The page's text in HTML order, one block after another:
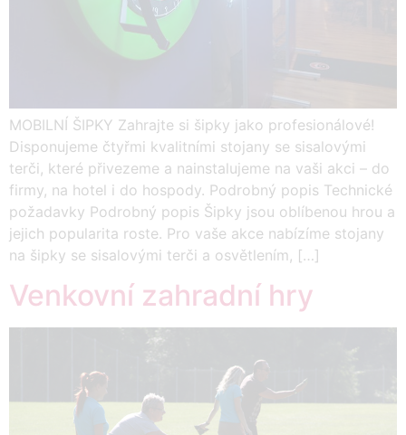
MOBILNÍ ŠIPKY Zahrajte si šipky jako profesionálové!
Disponujeme čtyřmi kvalitními stojany se sisalovými
terči, které přivezeme a nainstalujeme na vaši akci – do
firmy, na hotel i do hospody. Podrobný popis Technické
požadavky Podrobný popis Šipky jsou oblíbenou hrou a
jejich popularita roste. Pro vaše akce nabízíme stojany
na šipky se sisalovými terči a osvětlením, […]
Venkovní zahradní hry